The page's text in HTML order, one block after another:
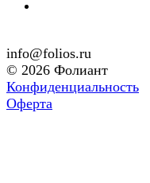
info@folios.ru
© 2026 Фолиант
Конфиденциальность
Оферта